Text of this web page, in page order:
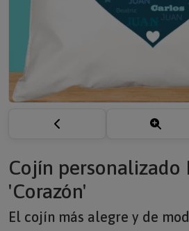
Cojín personalizado
'Corazón'
El cojín más alegre y de